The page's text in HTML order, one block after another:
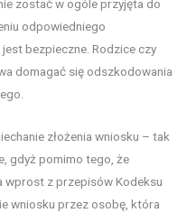
zostać w ogóle przyjęta do
odpowiedniego
bezpieczne. Rodzice czy
domagać się odszkodowania
złożenia wniosku – tak
gdyż pomimo tego, że
wprost z przepisów Kodeksu
wniosku przez osobę, która